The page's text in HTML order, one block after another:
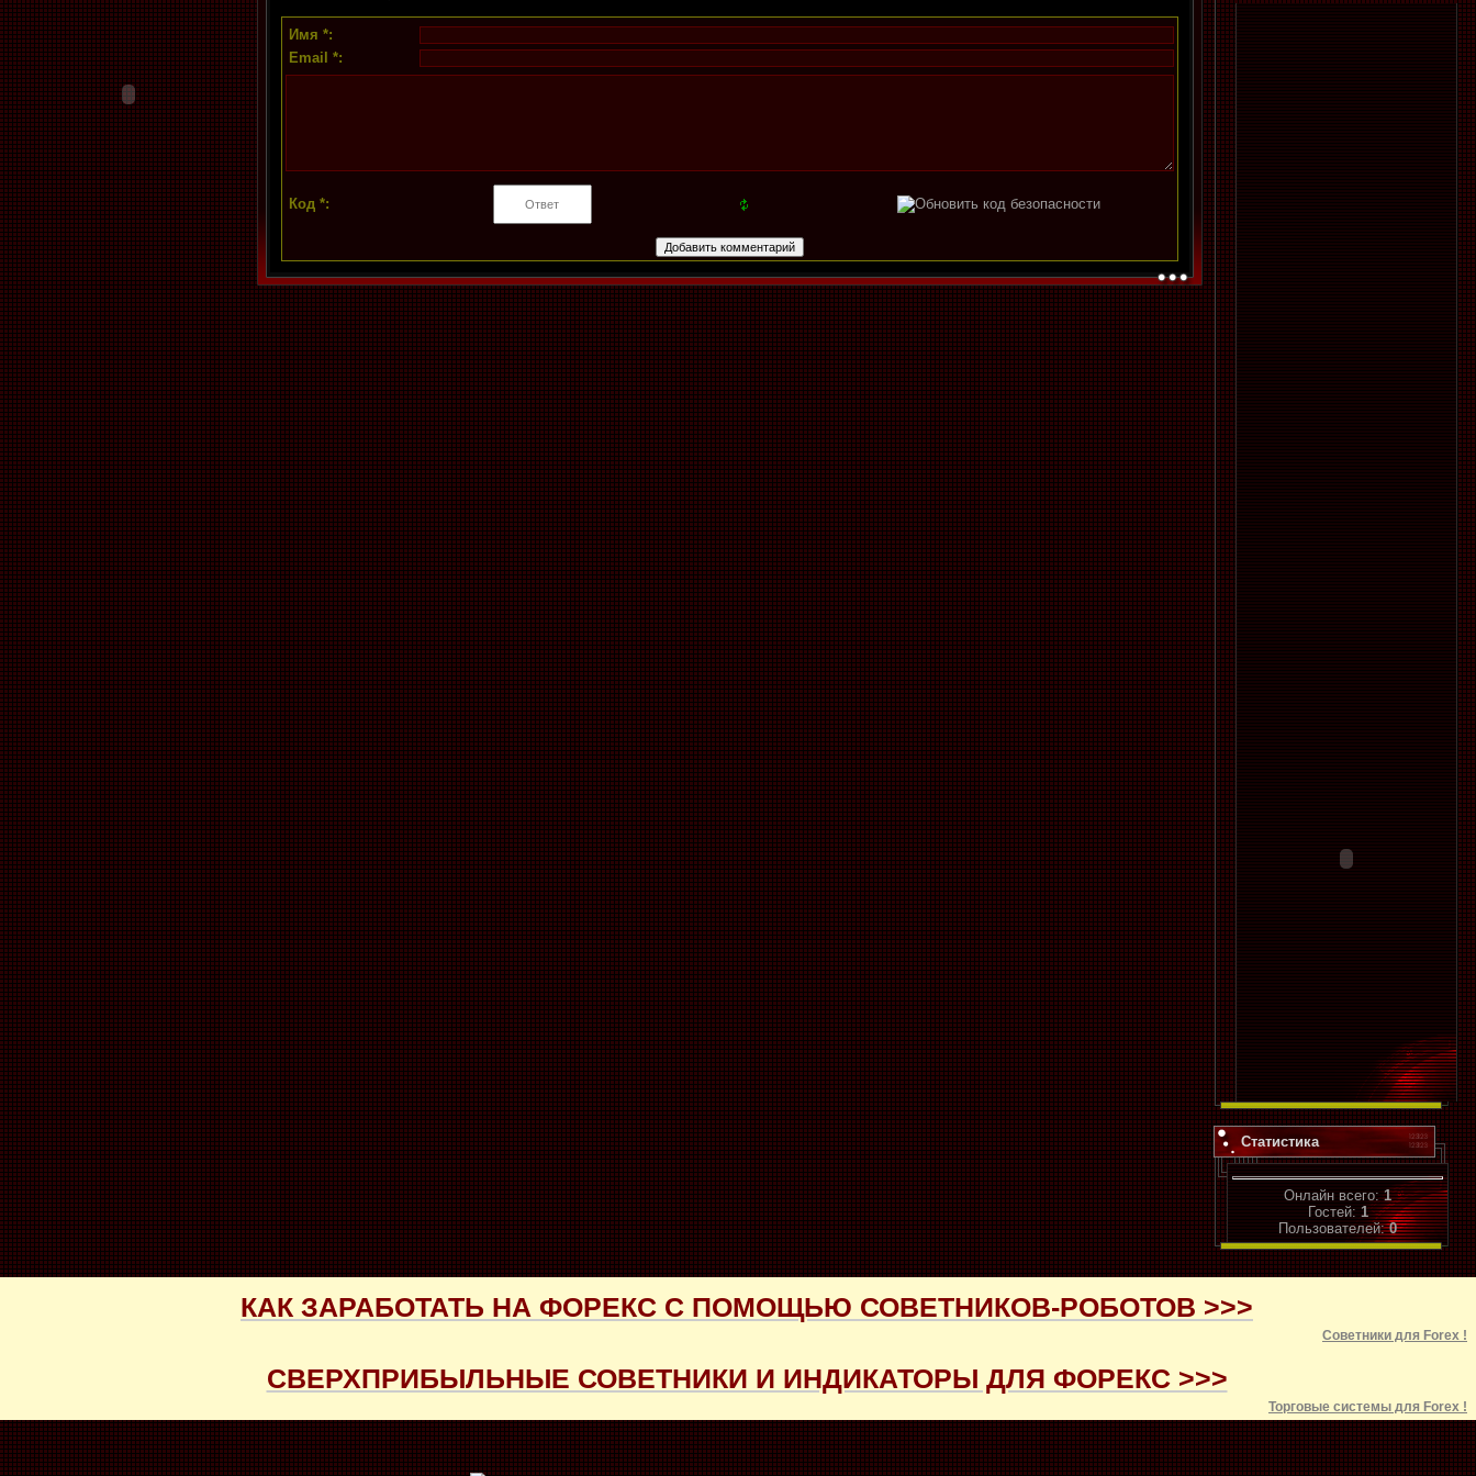
Имя *:
Email *:
Код *:
Статистика
Онлайн всего:1
Гостей: 1
Пользователей:0
КАК ЗАРАБОТАТЬ НА ФОРЕКС С ПОМОЩЬЮ СОВЕТНИКОВ-РОБОТОВ >>>
Советники для Forex !
СВЕРХПРИБЫЛЬНЫЕ СОВЕТНИКИ И ИНДИКАТОРЫ ДЛЯ ФОРЕКС >>>
Торговые системы для Forex !